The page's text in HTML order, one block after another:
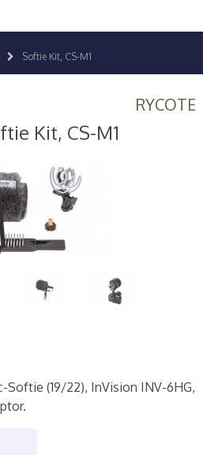
Softie Kit, CS-M1
RYCOTE
Kit, CS-M1
Softie (19/22), InVision INV-6HG,